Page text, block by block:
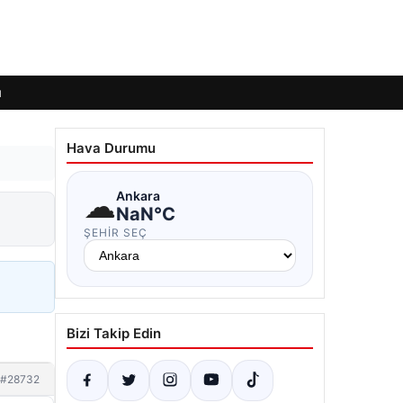
#28732
Hava Durumu
☁Ankara
NaN°C
ŞEHIR SEÇ
Bizi Takip Edin